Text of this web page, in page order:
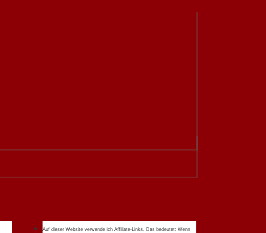
Auf dieser Website verwende ich Affiliate-Links. Das bedeutet: Wenn